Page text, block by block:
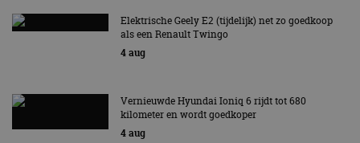
Elektrische Geely E2 (tijdelijk) net zo goedkoop
als een Renault Twingo
4 aug
Vernieuwde Hyundai Ioniq 6 rijdt tot 680
kilometer en wordt goedkoper
4 aug